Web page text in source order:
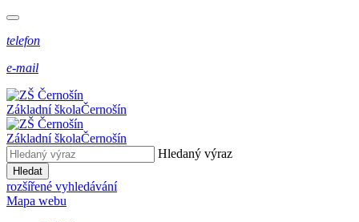
telefon
e-mail
Základní školaČernošín
Základní školaČernošín
Hledaný výraz
Hledat
rozšířené vyhledávání
Mapa webu